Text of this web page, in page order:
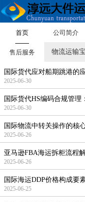
首页 公司简介
售后服务 物流运输
国际货代应对船期跳港的
2025-06-30
国际货代HS编码合规管理
2025-06-30
国际物流中转关操作的核
2025-06-26
亚马逊FBA海运拆柜流程
2025-06-26
国际海运DDP价格构成要
2025-06-25